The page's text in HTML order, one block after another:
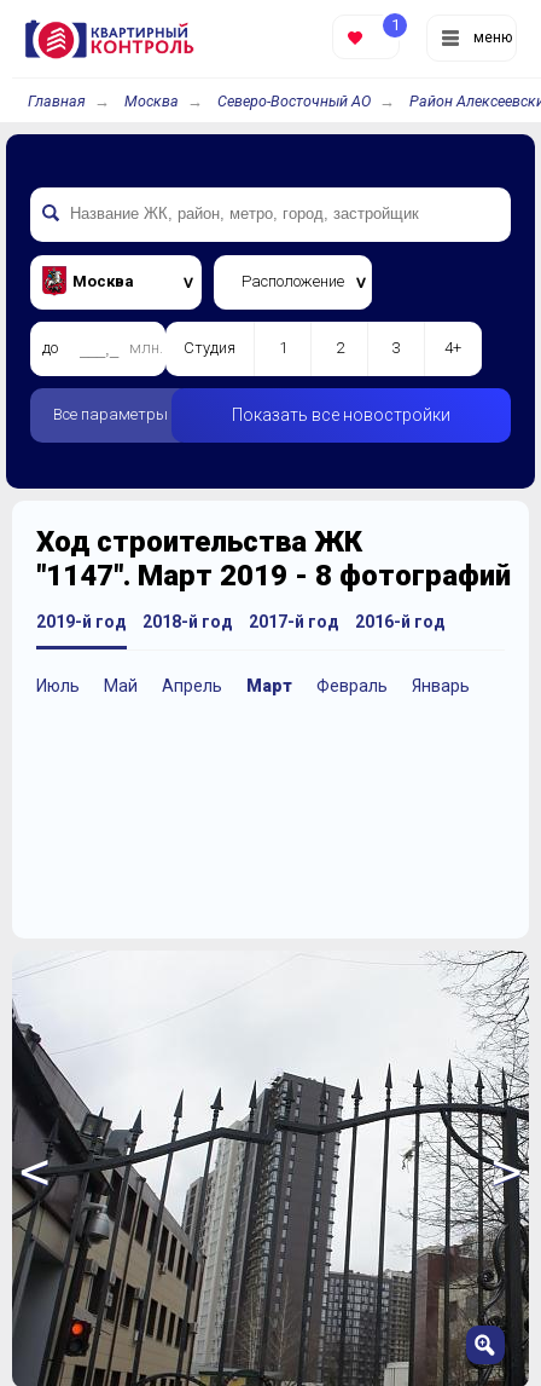
меню
1
Главная Москва Северо-Восточный АО Район
Москва Расположение
до млн. Студия 1 2 3 4+
Все параметры Показать все новостройки
Ход строительства ЖК
"1147". Март 2019 - 8 фотографий
2019-й год
Июль Май Апрель Март Февраль Январь
2018-й год 2017-й год 2016-й год
< >